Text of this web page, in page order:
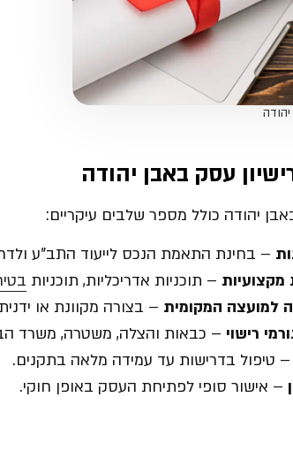
עסק באבן יהודה
יהודה כולל מספר שלבים עיקריים:
– בחינת התאמת הנכס לייעוד התב”ע
מקצועיות – תוכניות אדריכליות, תוכניות
למועצה המקומית – בצורה מקוונת או
רישוי – כבאות והצלה, משטרה, משרד
– טיפול בדרישות עד עמידה מלאה בתקנים.
– אישור סופי לפתיחת העסק באופן חוקי.